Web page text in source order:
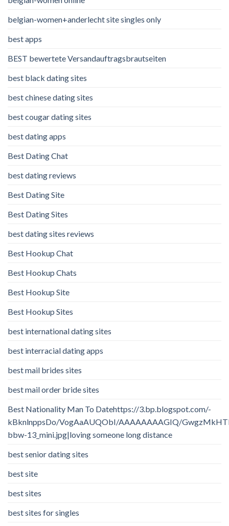
belgian-women+anderlecht site singles only
best apps
BEST bewertete Versandauftragsbrautseiten
best black dating sites
best chinese dating sites
best cougar dating sites
best dating apps
Best Dating Chat
best dating reviews
Best Dating Site
Best Dating Sites
best dating sites reviews
Best Hookup Chat
Best Hookup Chats
Best Hookup Site
Best Hookup Sites
best international dating sites
best interracial dating apps
best mail brides sites
best mail order bride sites
Best Nationality Man To Datehttps://3.bp.blogspot.com/-
kBknlnppsDo/VogAaAUQObI/AAAAAAAAGIQ/
bbw-13_mini.jpg|loving someone long distance
best senior dating sites
best site
best sites
best sites for singles